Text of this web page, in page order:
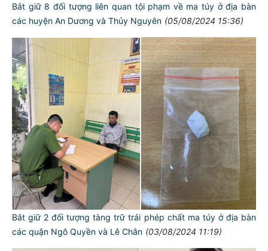
Bắt giữ 8 đối tượng liên quan tội phạm về ma túy ở địa bàn
các huyện An Dương và Thủy Nguyên (05/08/2024 15:36)
Bắt giữ 2 đối tượng tàng trữ trái phép chất ma túy ở địa bàn
các quận Ngô Quyền và Lê Chân (03/08/2024 11:19)